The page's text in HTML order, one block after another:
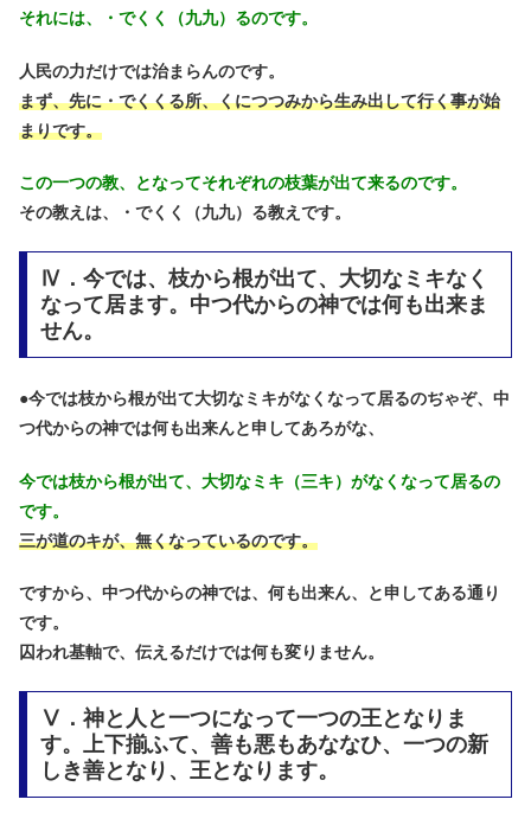
それには、・でくく（九九）るのです。
人民の力だけでは治まらんのです。
まず、先に・でくくる所、くにつつみから生み出して行く事が始
まりです。
この一つの教、となってそれぞれの枝葉が出て来るのです。
その教えは、・でくく（九九）る教えです。
Ⅳ．今では、枝から根が出て、大切なミキなく
なって居ます。中つ代からの神では何も出来ま
せん。
●今では枝から根が出て大切なミキがなくなって居るのぢゃぞ、中
つ代からの神では何も出来んと申してあろがな、
今では枝から根が出て、大切なミキ（三キ）がなくなって居るの
です。
三が道のキが、無くなっているのです。
ですから、中つ代からの神では、何も出来ん、と申してある通り
です。
囚われ基軸で、伝えるだけでは何も変りません。
Ⅴ．神と人と一つになって一つの王となりま
す。上下揃ふて、善も悪もあななひ、一つの新
しき善となり、王となります。